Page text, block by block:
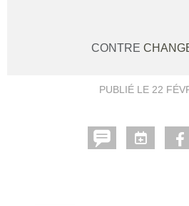
CONTRE
PUBLIÉ LE 22